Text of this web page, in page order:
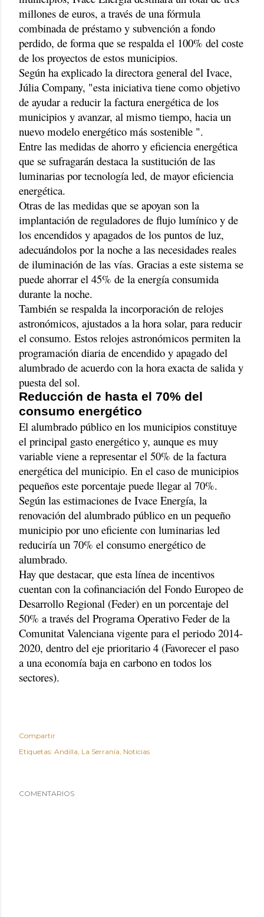
millones de euros, a través de una fórmula
combinada de préstamo y subvención a fondo
perdido, de forma que se respalda el 100% del coste
de los proyectos de estos municipios.
Según ha explicado la directora general del Ivace,
Júlia Company, "esta iniciativa tiene como objetivo
de ayudar a reducir la factura energética de los
municipios y avanzar, al mismo tiempo, hacia un
nuevo modelo energético más sostenible ".
Entre las medidas de ahorro y eficiencia energética
que se sufragarán destaca la sustitución de las
luminarias por tecnología led, de mayor eficiencia
energética.
Otras de las medidas que se apoyan son la
implantación de reguladores de flujo lumínico y de
los encendidos y apagados de los puntos de luz,
adecuándolos por la noche a las necesidades reales
de iluminación de las vías. Gracias a este sistema se
puede ahorrar el 45% de la energía consumida
durante la noche.
También se respalda la incorporación de relojes
astronómicos, ajustados a la hora solar, para reducir
el consumo. Estos relojes astronómicos permiten la
programación diaria de encendido y apagado del
alumbrado de acuerdo con la hora exacta de salida y
puesta del sol.
Reducción de hasta el 70% del
consumo energético
El alumbrado público en los municipios constituye
el principal gasto energético y, aunque es muy
variable viene a representar el 50% de la factura
energética del municipio. En el caso de municipios
pequeños este porcentaje puede llegar al 70%.
Según las estimaciones de Ivace Energía, la
renovación del alumbrado público en un pequeño
municipio por uno eficiente con luminarias led
reduciría un 70% el consumo energético de
alumbrado.
Hay que destacar, que esta línea de incentivos
cuentan con la cofinanciación del Fondo Europeo de
Desarrollo Regional (Feder) en un porcentaje del
50% a través del Programa Operativo Feder de la
Comunitat Valenciana vigente para el periodo 2014-
2020, dentro del eje prioritario 4 (Favorecer el paso
a una economía baja en carbono en todos los
sectores).
Compartir
Etiquetas: Andilla La Serranía Noticias
COMENTARIOS